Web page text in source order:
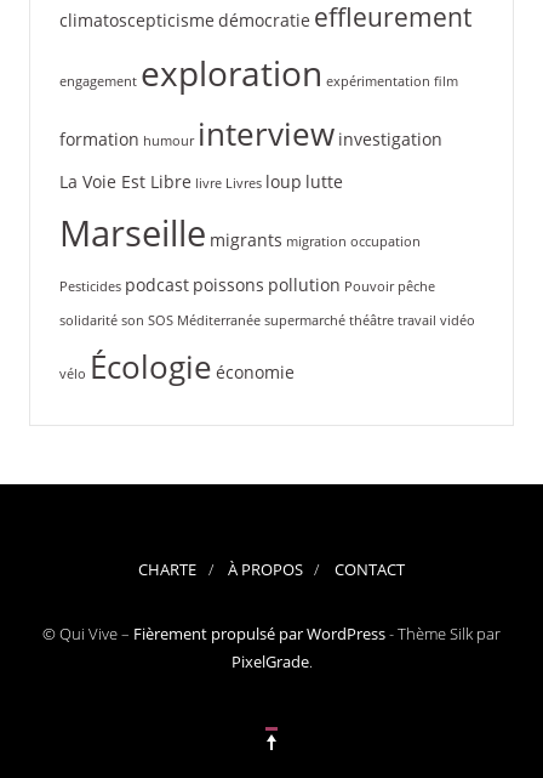
climatoscepticisme démocratie effleurement
engagement exploration expérimentation film
formation humour interview investigation
La Voie Est Libre livre Livres loup lutte
Marseille migrants migration occupation
Pesticides podcast poissons pollution Pouvoir pêche
solidarité son SOS Méditerranée supermarché théâtre travail vidéo
vélo Écologie économie
CHARTE À PROPOS CONTACT
© Qui Vive – Fièrement propulsé par WordPress-Thème Silk par
PixelGrade.